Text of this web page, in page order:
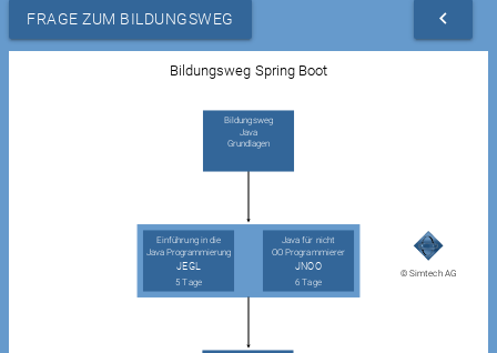
FRAGE ZUM BILDUNGSWEG navigate_before
Bildungsweg Spring Boot
Bildungsweg
Java
Grundlagen
Einführung in die
Java Programmierung
JEGL
5 Tage
Java für nicht
OO Programmierer
JNOO
6 Tage
© Simtech AG